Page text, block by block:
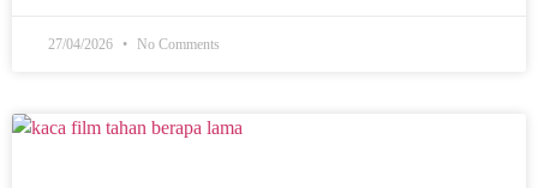
27/04/2026 No Comments